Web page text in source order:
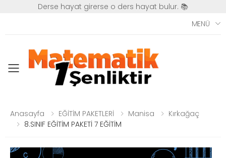
Derse hayat girerse o ders hayat bulur. 📚
MENÜ
Toggle mobile menu
Anasayfa EĞİTİM PAKETLERİ Manisa
Kırkağaç
8.SINIF EĞİTİM PAKETİ 7 EĞİTİM